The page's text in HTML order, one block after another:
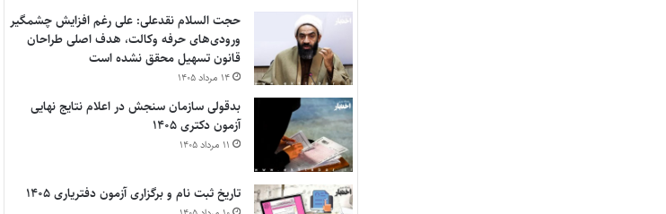
حجت السلام نقدعلی: علی رغم افزایش چشمگیر
ورودی‌های حرفه وکالت، هدف اصلی طراحان
قانون تسهیل محقق نشده است
۱۴ مرداد ۱۴۰۵
بدقولی سازمان سنجش در اعلام نتایج نهایی
آزمون دکتری ۱۴۰۵
۱۱ مرداد ۱۴۰۵
تاریخ ثبت نام و برگزاری آزمون دفتریاری ۱۴۰۵